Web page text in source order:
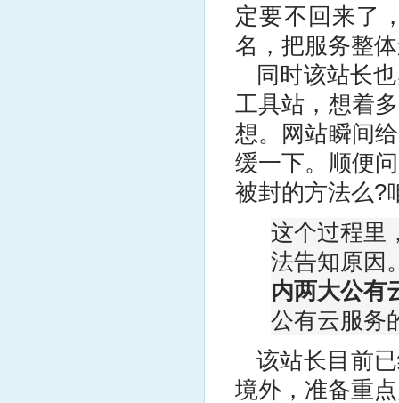
定要不回来了
名，把服务整
同时该站长
工具站，想着
想。网站瞬间
缓一下。顺便
被封的方法么?
这个过程里
法告知原因
内两大公有
公有云服务
该站长目前
境外，准备重